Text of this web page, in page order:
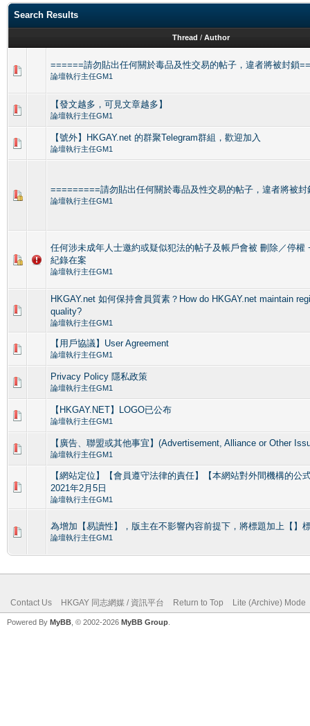
Search Results
Thread / Author
======請勿貼出任何關於毒品及性交易的帖子，違者將被封鎖
論壇執行主任GM1
【發文越多，可見文章越多】
論壇執行主任GM1
【號外】HKGAY.net 的群聚Telegram群組，歡迎加入
論壇執行主任GM1
=========請勿貼出任何關於毒品及性交易的帖子，違者將被
論壇執行主任GM1
任何涉未成年人士邀約或疑似犯法的帖子及帳戶會被 刪除／停權
紀錄在案
論壇執行主任GM1
HKGAY.net 如何保持會員質素？How do HKGAY.net maintain
quality?
論壇執行主任GM1
【用戶協議】User Agreement
論壇執行主任GM1
Privacy Policy 隱私政策
論壇執行主任GM1
【HKGAY.NET】LOGO已公布
論壇執行主任GM1
【廣告、聯盟或其他事宜】(Advertisement, Alliance or Other
論壇執行主任GM1
【網站定位】【會員遵守法律的責任】【本網站對外間機構的公
2021年2月5日
論壇執行主任GM1
為增加【易讀性】，版主在不影響內容前提下，將標題加上【】
論壇執行主任GM1
Contact Us HKGAY 同志網媒 / 資訊平台 Return to Top Lite (Archive) Mode
Powered By MyBB , © 2002-2026 MyBB Group